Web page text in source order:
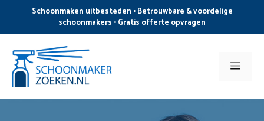
de
inhoud
Schoonmaken uitbesteden • Betrouwbare & voordelige
schoonmakers • Gratis offerte opvragen
Menu